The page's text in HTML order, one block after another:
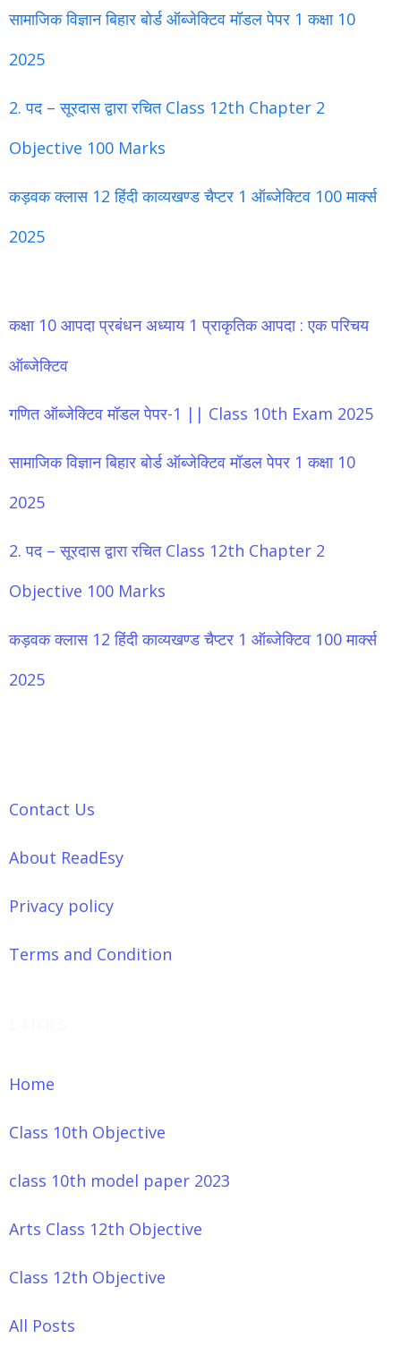
सामाजिक विज्ञान बिहार बोर्ड ऑब्जेक्टिव मॉडल पेपर 1 कक्षा 10
2025
2. पद – सूरदास द्वारा रचित Class 12th Chapter 2
Objective 100 Marks
कड़वक क्लास 12 हिंदी काव्यखण्ड चैप्टर 1 ऑब्जेक्टिव 100 मार्क्स
2025
कक्षा 10 आपदा प्रबंधन अध्याय 1 प्राकृतिक आपदा : एक परिचय
ऑब्जेक्टिव
गणित ऑब्जेक्टिव मॉडल पेपर-1 || Class 10th Exam 2025
सामाजिक विज्ञान बिहार बोर्ड ऑब्जेक्टिव मॉडल पेपर 1 कक्षा 10
2025
2. पद – सूरदास द्वारा रचित Class 12th Chapter 2
Objective 100 Marks
कड़वक क्लास 12 हिंदी काव्यखण्ड चैप्टर 1 ऑब्जेक्टिव 100 मार्क्स
2025
Contact Us
About ReadEsy
Privacy policy
Terms and Condition
Home
Class 10th Objective
class 10th model paper 2023
Arts Class 12th Objective
Class 12th Objective
All Posts